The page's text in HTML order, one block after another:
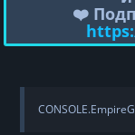
❤️